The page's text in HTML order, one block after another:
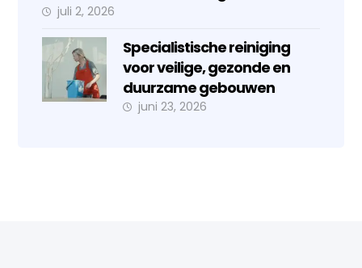
juli 2, 2026
Specialistische reiniging
voor veilige, gezonde en
duurzame gebouwen
juni 23, 2026